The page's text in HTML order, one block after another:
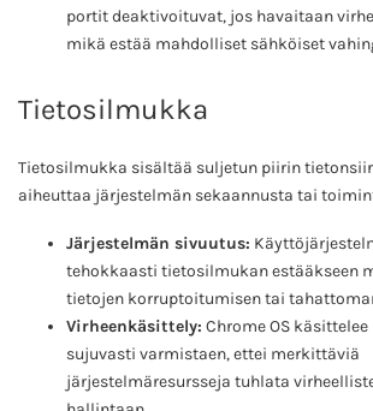
portit deaktivoituvat, jos havaitaan
mikä estää mahdolliset sähköiset
Tietosilmukka
Tietosilmukka sisältää suljetun piirin
aiheuttaa järjestelmän sekaannusta tai
Järjestelmän sivuutus:
tehokkaasti tietosilmukan estääkseen
tietojen korruptoitumisen tai
Virheenkäsittely: Chrome OS
sujuvasti varmistaen, ettei merkittäviä
järjestelmäresursseja tuhlata